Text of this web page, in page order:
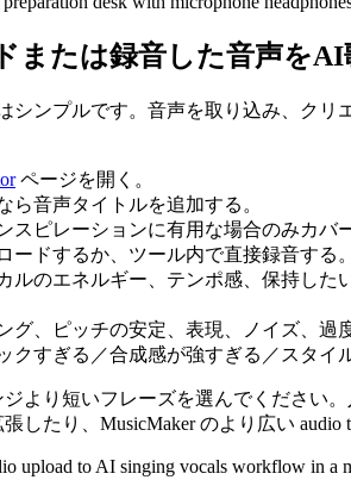
または録音した音声を
シンプルです。音声を取り込み、ク
ページを開く。
ら音声タイトルを追加する。
スピレーションに有用な場合のみカバ
ードするか、ツール内で直接録音する。
ルのエネルギー、テンポ感、保持した
グ、ピッチの安定、表現、ノイズ、過
クすぎる／合成感が強すぎる／スタイ
より短いフレーズを選んでください
したり、MusicMaker のより広い audio